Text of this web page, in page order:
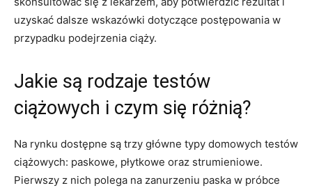
uzyskać dalsze wskazówki dotyczące postępowania w
przypadku podejrzenia ciąży.
Jakie są rodzaje testów
ciążowych i czym się różnią?
Na rynku dostępne są trzy główne typy domowych testów
ciążowych: paskowe, płytkowe oraz strumieniowe.
Pierwszy z nich polega na zanurzeniu paska w próbce